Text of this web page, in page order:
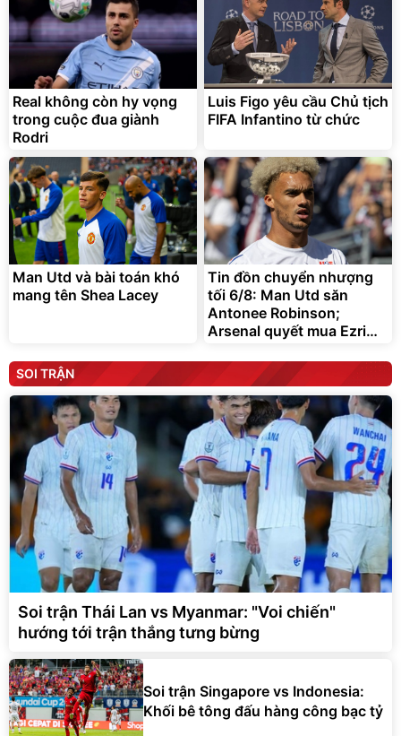
Real không còn hy vọng
trong cuộc đua giành
Rodri
Luis Figo yêu cầu Chủ tịch
FIFA Infantino từ chức
Man Utd và bài toán khó
mang tên Shea Lacey
Tin đồn chuyển nhượng
tối 6/8: Man Utd săn
Antonee Robinson;
Arsenal quyết mua Ezri
SOI TRẬN
Soi trận Thái Lan vs Myanmar: "Voi chiến"
hướng tới trận thắng tưng bừng
Soi trận Singapore vs Indonesia:
Khối bê tông đấu hàng công bạc tỷ